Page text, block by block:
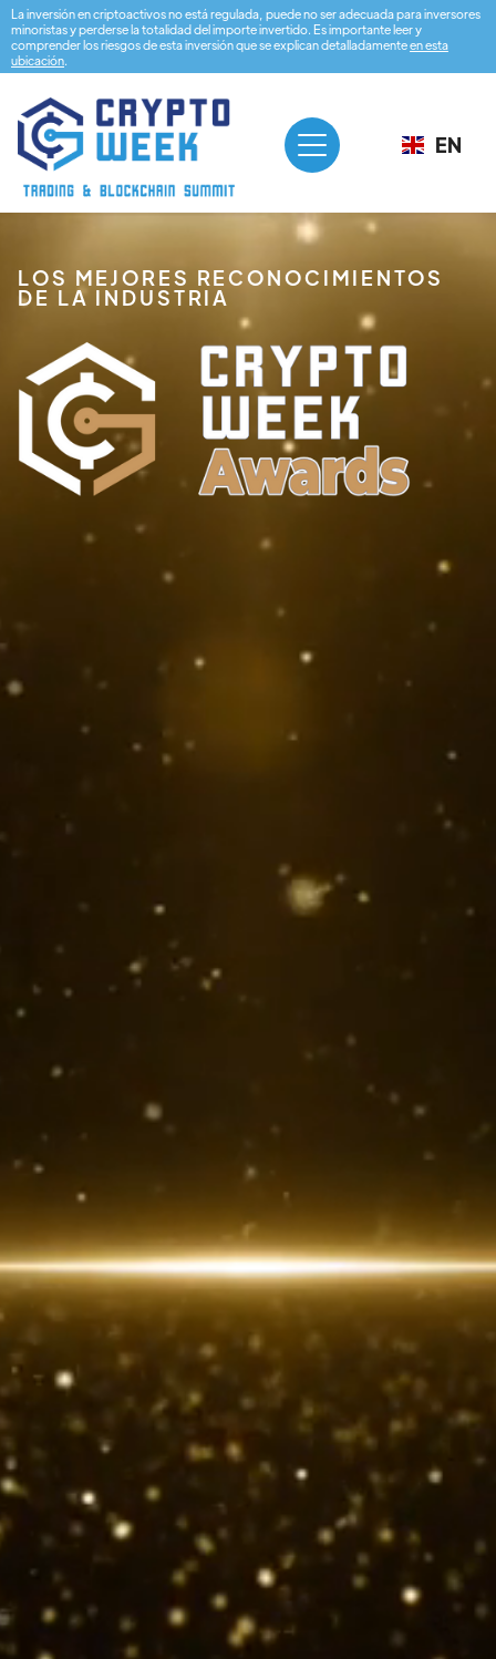
La inversión en criptoactivos no está regulada, puede no ser adecuada para inversores
minoristas y perderse la totalidad del importe invertido. Es importante leer y
comprender los riesgos de esta inversión que se explican detalladamenteen esta
ubicación.
EN
LOS MEJORES RECONOCIMIENTOS
DE LA INDUSTRIA